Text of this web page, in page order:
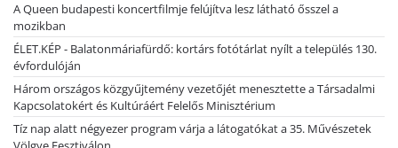
A Queen budapesti koncertfilmje felújítva lesz látható ősszel a
mozikban
ÉLET.KÉP - Balatonmáriafürdő: kortárs fotótárlat nyílt a település 130.
évfordulóján
Három országos közgyűjtemény vezetőjét menesztette a Társadalmi
Kapcsolatokért és Kultúráért Felelős Minisztérium
Tíz nap alatt négyezer program várja a látogatókat a 35. Művészetek